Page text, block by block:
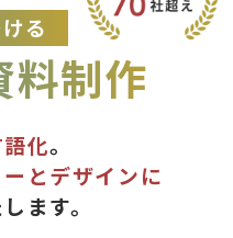
る
料制作
化。
とデザインに
ます。